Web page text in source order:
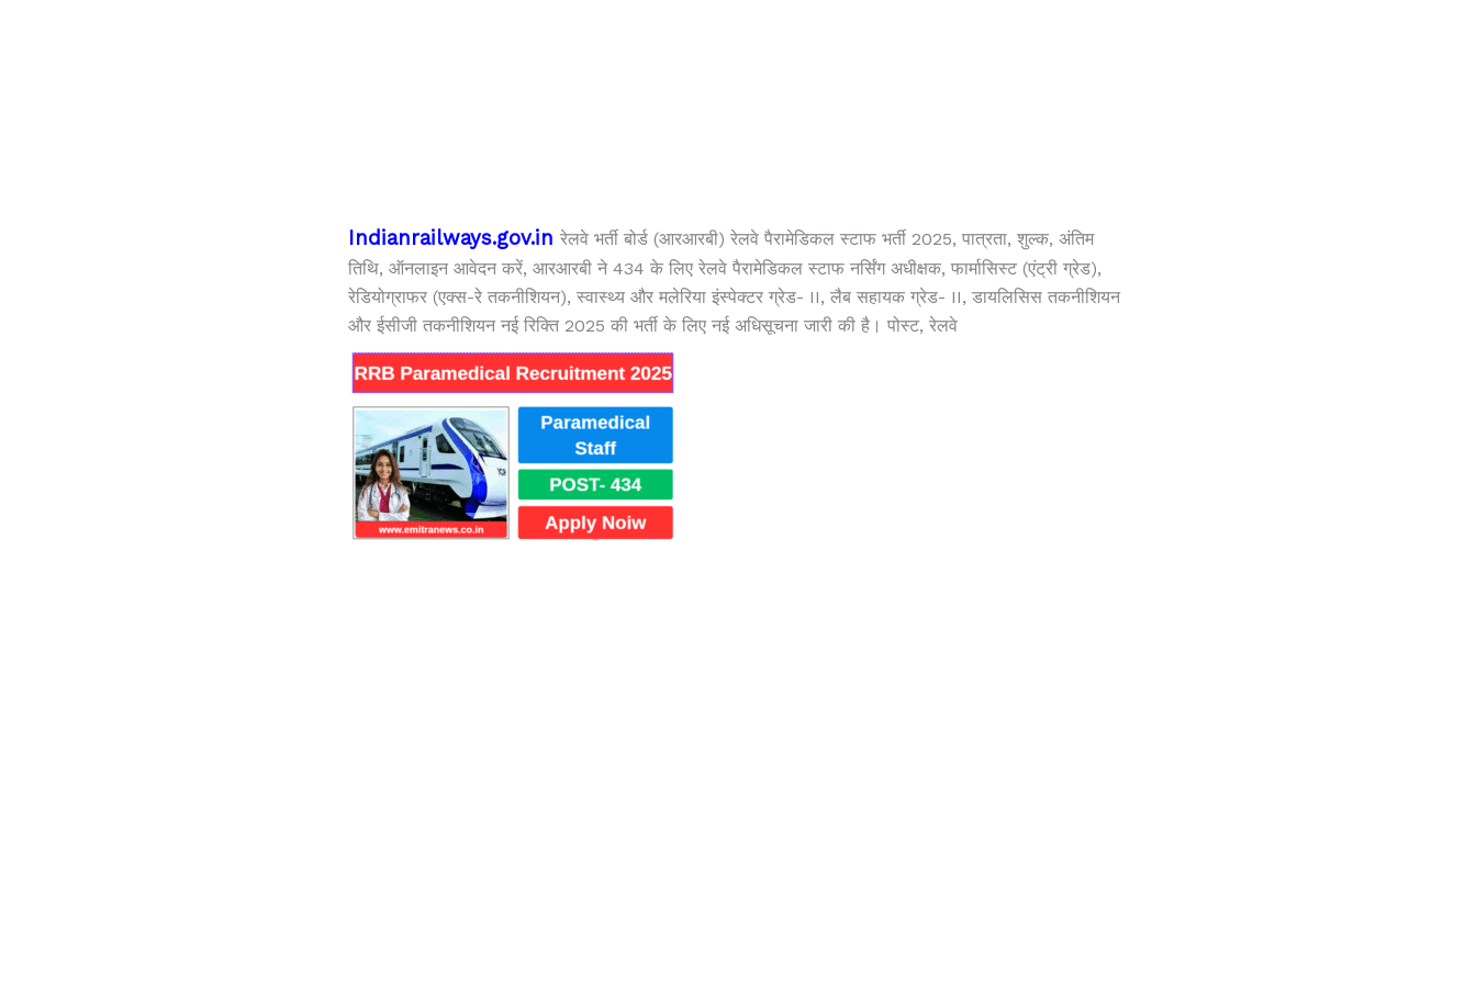
Indianrailways.gov.in रेलवे भर्ती बोर्ड (आरआरबी) रेलवे पैरामेडिकल स्टाफ भर्ती 2025, पात्रता, शुल्क, अंतिम
तिथि, ऑनलाइन आवेदन करें, आरआरबी ने 434 के लिए रेलवे पैरामेडिकल स्टाफ नर्सिंग अधीक्षक, फार्मासिस्ट (एंट्री ग्रेड),
रेडियोग्राफर (एक्स-रे तकनीशियन), स्वास्थ्य और मलेरिया इंस्पेक्टर ग्रेड- II, लैब सहायक ग्रेड- II, डायलिसिस तकनीशियन
और ईसीजी तकनीशियन नई रिक्ति 2025 की भर्ती के लिए नई अधिसूचना जारी की है। पोस्ट, रेलवे